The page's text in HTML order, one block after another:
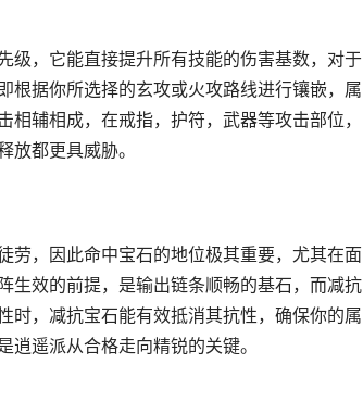
级，它能直接提升所有技能的伤害基数，对于
根据你所选择的玄攻或火攻路线进行镶嵌，属
辅相成，在戒指，护符，武器等攻击部位，
都更具威胁。
劳，因此命中宝石的地位极其重要，尤其在面
生效的前提，是输出链条顺畅的基石，而减抗
时，减抗宝石能有效抵消其抗性，确保你的属
遥派从合格走向精锐的关键。